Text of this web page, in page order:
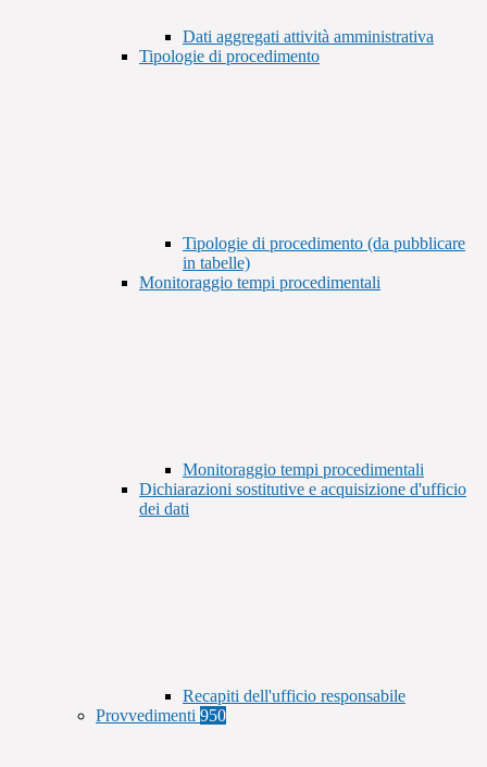
Dati aggregati attività amministrativa
Tipologie di procedimento
Tipologie di procedimento (da pubblicare
in tabelle)
Monitoraggio tempi procedimentali
Monitoraggio tempi procedimentali
Dichiarazioni sostitutive e acquisizione d'ufficio
dei dati
Recapiti dell'ufficio responsabile
Provvedimenti 950